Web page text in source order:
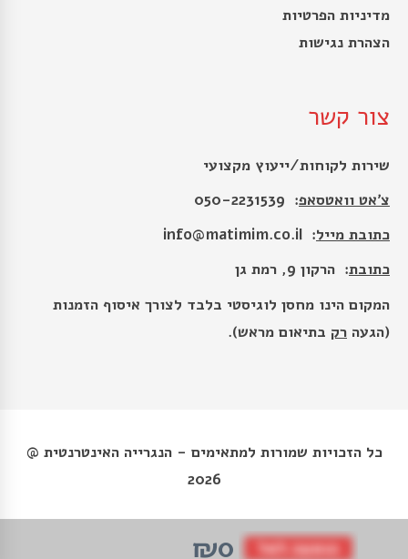
מדיניות הפרטיות
הצהרת נגישות
צור קשר
שירות לקוחות/ייעוץ מקצועי
צ׳אט וואטסאפ: 050-2231539
כתובת מייל:
info@matimim.co.il
כתובת: הרקון 9, רמת גן
המקום הינו מחסן לוגיסטי בלבד לצורך איסוף הזמנות
(הגעה רק בתיאום מראש).
כל הזכויות שמורות למתאימים - הנגרייה האינטרנטית @
2026
₪0 הוספה לסל